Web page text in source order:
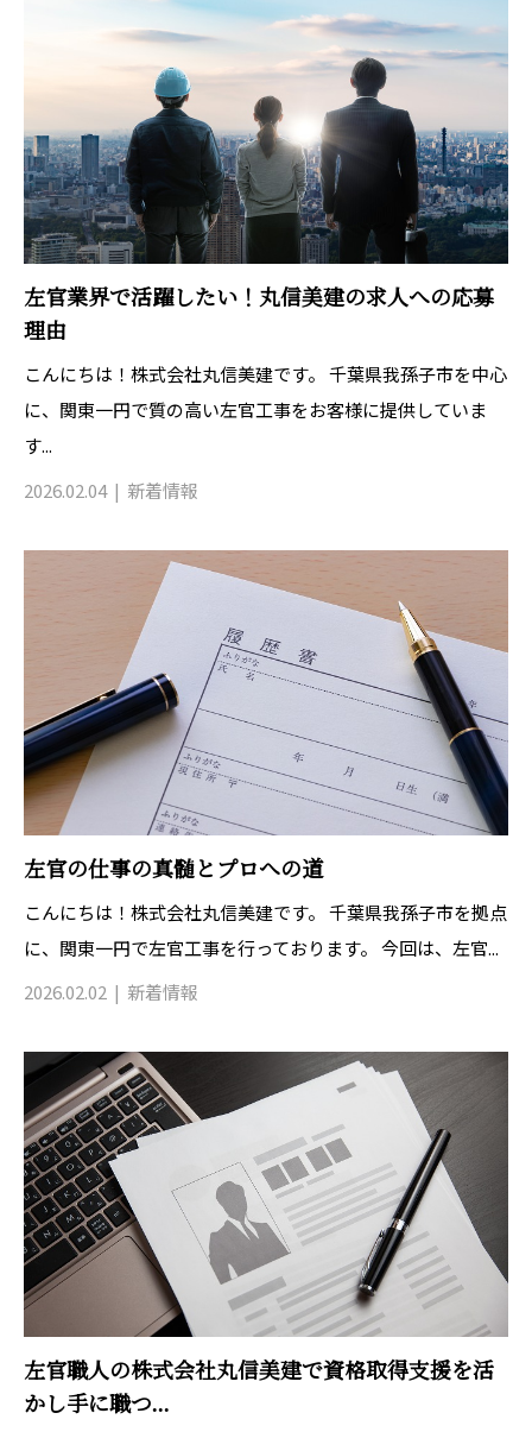
左官業界で活躍したい！丸信美建の求人への応募
理由
こんにちは！株式会社丸信美建です。 千葉県我孫子市を中心
に、関東一円で質の高い左官工事をお客様に提供していま
す...
2026.02.04
新着情報
左官の仕事の真髄とプロへの道
こんにちは！株式会社丸信美建です。 千葉県我孫子市を拠点
に、関東一円で左官工事を行っております。 今回は、左官...
2026.02.02
新着情報
左官職人の株式会社丸信美建で資格取得支援を活
かし手に職つ...